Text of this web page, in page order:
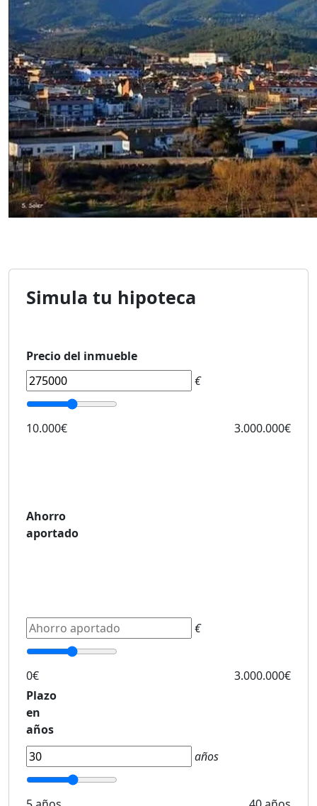
Simula tu hipoteca
Precio del inmueble
€
10.000€ 3.000.000€
Ahorro
aportado
€
0€
3.000.000€
Plazo
en
años
años